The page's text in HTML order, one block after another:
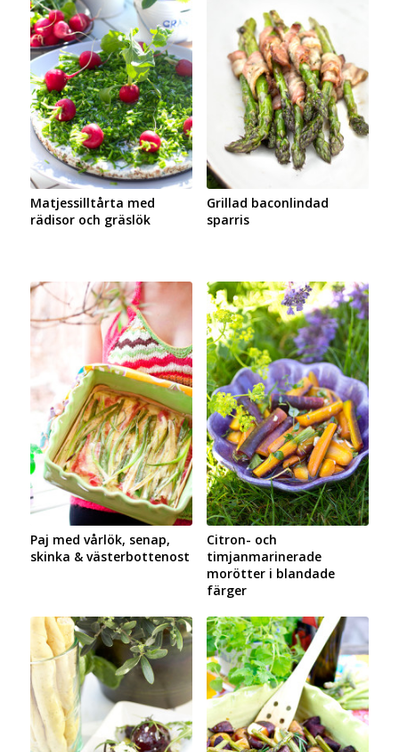
Matjessilltårta med
rädisor och gräslök
Grillad baconlindad
sparris
Paj med vårlök, senap,
skinka & västerbottenost
Citron- och
timjanmarinerade
morötter i blandade
färger